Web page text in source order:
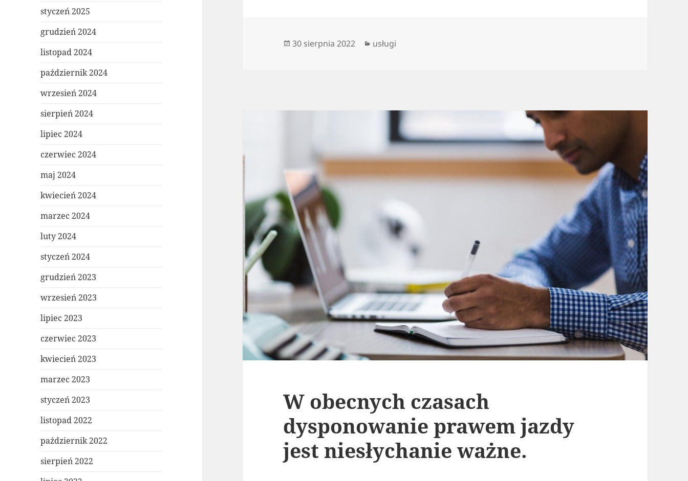
styczeń 2025
grudzień 2024
listopad 2024
październik 2024
wrzesień 2024
sierpień 2024
lipiec 2024
czerwiec 2024
maj 2024
kwiecień 2024
marzec 2024
luty 2024
styczeń 2024
grudzień 2023
wrzesień 2023
lipiec 2023
czerwiec 2023
kwiecień 2023
marzec 2023
styczeń 2023
listopad 2022
październik 2022
sierpień 2022
Data
30 sierpnia 2022 Kategorie
usługi
W obecnych czasach
dysponowanie prawem jazdy
jest niesłychanie ważne.